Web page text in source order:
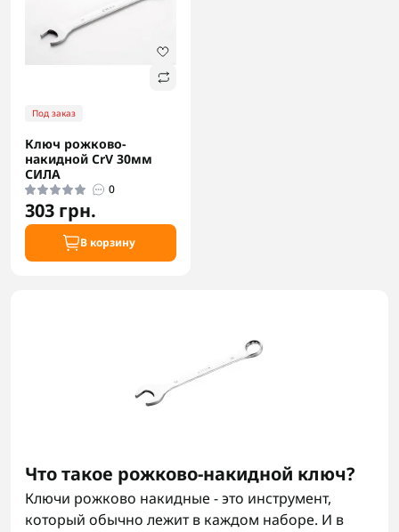
Под заказ
Ключ рожково-
накидной CrV 30мм
СИЛА
0
303 грн.
В корзину
Что такое рожково-накидной ключ?
Ключи рожково накидные - это инструмент,
который обычно лежит в каждом наборе. И в